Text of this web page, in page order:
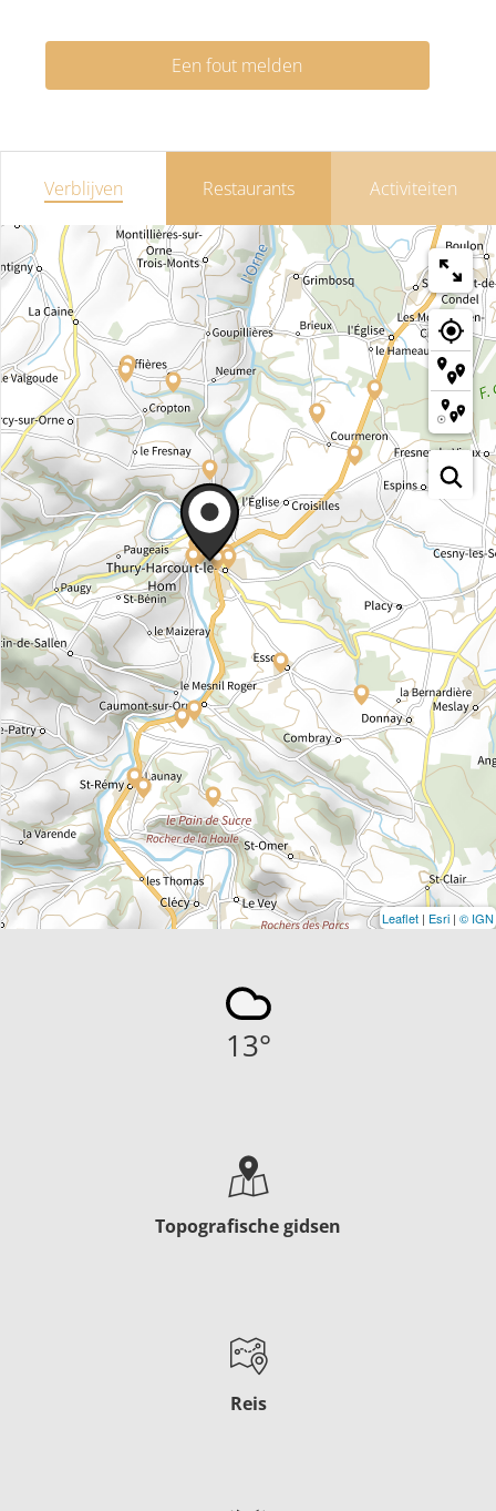
Een fout melden
Verblijven Restaurants Activiteiten
Leaflet | Esri | © IGN
13°
Topografische gidsen
Reis